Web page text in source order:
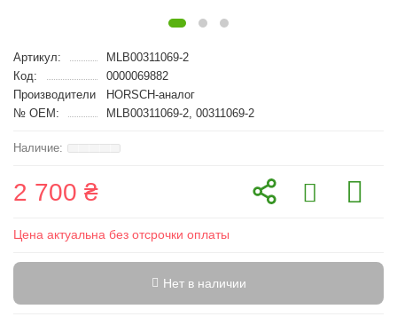
Артикул:
MLB00311069-2
Код:
0000069882
Производители
HORSCH-аналог
№ OEM:
MLB00311069-2, 00311069-2
2 700 ₴
Цена актуальна без отсрочки оплаты
Нет в наличии